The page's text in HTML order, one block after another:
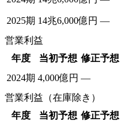
2025期 14兆6,000億円 —
営業利益
年度
当初予想 修正予想
2024期 4,000億円 —
営業利益（在庫除き）
年度
当初予想 修正予想